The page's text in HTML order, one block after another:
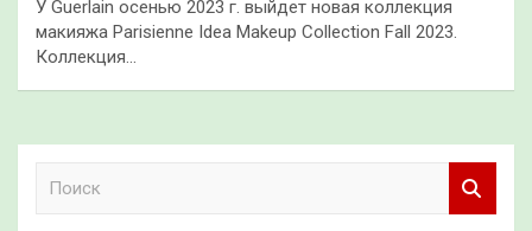
У Guerlain осенью 2023 г. выйдет новая коллекция
макияжа Parisienne Idea Makeup Collection Fall 2023.
Коллекция…